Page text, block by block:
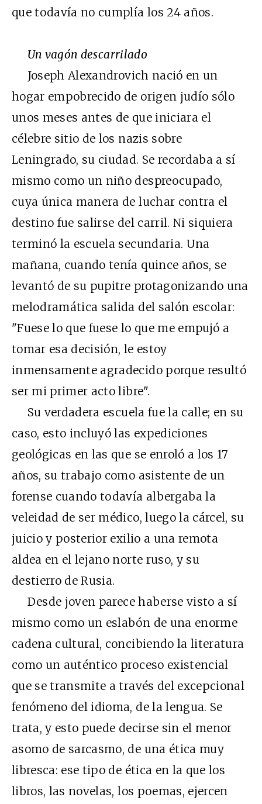
que todavía no cumplía los 24 años.
Un vagón descarrilado
Joseph Alexandrovich nació en un
hogar empobrecido de origen judío sólo
unos meses antes de que iniciara el
célebre sitio de los nazis sobre
Leningrado, su ciudad. Se recordaba a sí
mismo como un niño despreocupado,
cuya única manera de luchar contra el
destino fue salirse del carril. Ni siquiera
terminó la escuela secundaria. Una
mañana, cuando tenía quince años, se
levantó de su pupitre protagonizando una
melodramática salida del salón escolar:
"Fuese lo que fuese lo que me empujó a
tomar esa decisión, le estoy
inmensamente agradecido porque resultó
ser mi primer acto libre".
Su verdadera escuela fue la calle; en su
caso, esto incluyó las expediciones
geológicas en las que se enroló a los 17
años, su trabajo como asistente de un
forense cuando todavía albergaba la
veleidad de ser médico, luego la cárcel, su
juicio y posterior exilio a una remota
aldea en el lejano norte ruso, y su
destierro de Rusia.
Desde joven parece haberse visto a sí
mismo como un eslabón de una enorme
cadena cultural, concibiendo la literatura
como un auténtico proceso existencial
que se transmite a través del excepcional
fenómeno del idioma, de la lengua. Se
trata, y esto puede decirse sin el menor
asomo de sarcasmo, de una ética muy
libresca: ese tipo de ética en la que los
libros, las novelas, los poemas, ejercen